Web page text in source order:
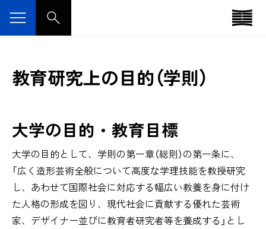
教育研究上の目的（学則）
大学の目的・教育目標
大学の目的として、学則の第一章（総則）の第一条に、
「広く造形芸術全般について高度な学理技能を教授研究
し、あわせて国際社会に対応する幅広い教養を身に付け
た人格の形成を図り、現代社会に貢献する優れた芸術
家、デザイナー並びに教育者研究者等を養成する」とし